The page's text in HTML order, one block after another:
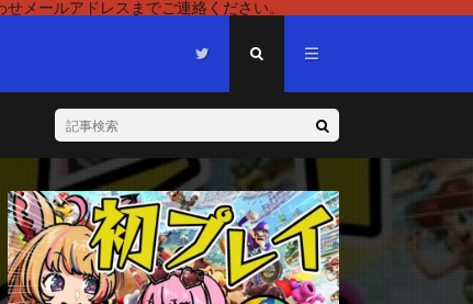
メールアドレスまでご連絡ください。